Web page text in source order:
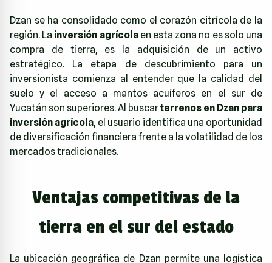
Dzan se ha consolidado como el corazón citrícola de la
región. La inversión agrícolaen esta zona no es solo una
compra de tierra, es la adquisición de un activo
estratégico. La etapa de descubrimiento para un
inversionista comienza al entender que la calidad del
suelo y el acceso a mantos acuíferos en el sur de
Yucatán son superiores. Al buscarterrenos en Dzan para
inversión agrícola, el usuario identifica una oportunidad
de diversificación financiera frente a la volatilidad de los
mercados tradicionales.
Ventajas competitivas de la
tierra en el sur del estado
La ubicación geográfica de Dzan permite una logística